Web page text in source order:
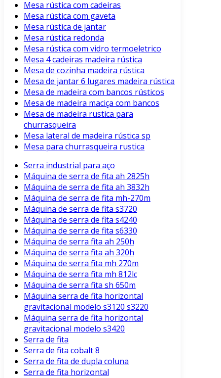
Mesa rústica com cadeiras
Mesa rústica com gaveta
Mesa rústica de jantar
Mesa rústica redonda
Mesa rústica com vidro termoeletrico
Mesa 4 cadeiras madeira rústica
Mesa de cozinha madeira rústica
Mesa de jantar 6 lugares madeira rústica
Mesa de madeira com bancos rústicos
Mesa de madeira maciça com bancos
Mesa de madeira rustica para
churrasqueira
Mesa lateral de madeira rústica sp
Mesa para churrasqueira rustica
Serra industrial para aço
Máquina de serra de fita ah 2825h
Máquina de serra de fita ah 3832h
Máquina de serra de fita mh-270m
Máquina de serra de fita s3720
Máquina de serra de fita s4240
Máquina de serra de fita s6330
Máquina de serra fita ah 250h
Máquina de serra fita ah 320h
Máquina de serra fita mh 270m
Máquina de serra fita mh 812lc
Máquina de serra fita sh 650m
Máquina serra de fita horizontal
gravitacional modelo s3120 s3220
Máquina serra de fita horizontal
gravitacional modelo s3420
Serra de fita
Serra de fita cobalt 8
Serra de fita de dupla coluna
Serra de fita horizontal